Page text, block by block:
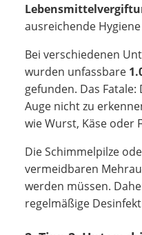
ausreichende
Bei verschiedenen
wurden unfassbare
gefunden. Das
Auge nicht zu
wie Wurst, Käse oder
Die Schimmelpilze
vermeidbaren
werden müssen.
regelmäßige